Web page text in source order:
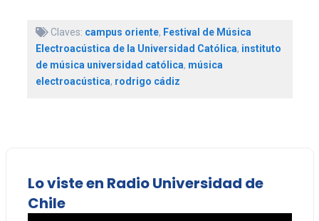
Claves: campus oriente, Festival de Música
Electroacústica de la Universidad Católica, instituto
de música universidad católica, música
electroacústica, rodrigo cádiz
Lo viste en Radio Universidad de
Chile